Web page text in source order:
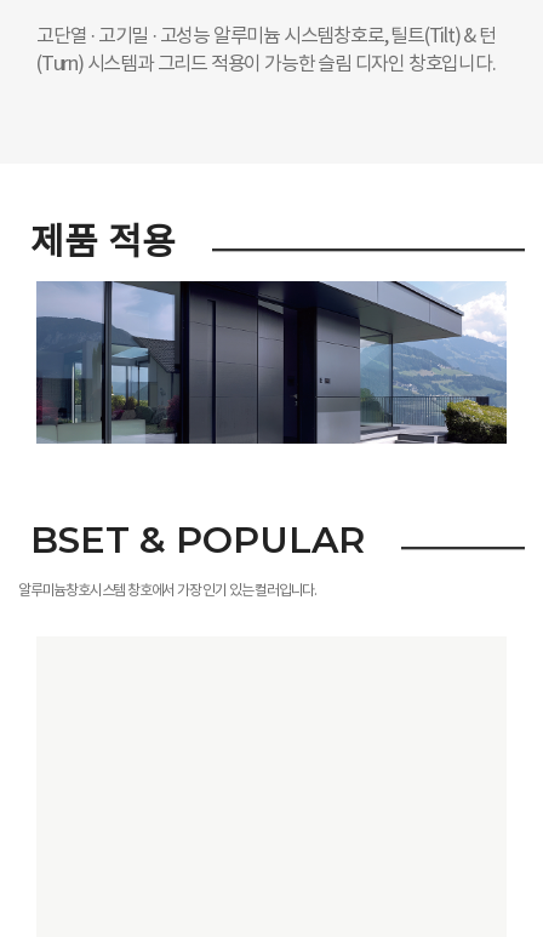
고단열 · 고기밀 · 고성능 알루미늄 시스템창호로, 틸트(Tilt) & 턴
(Turn) 시스템과 그리드 적용이 가능한 슬림 디자인 창호입니다.
제품 적용
BSET & POPULAR
알루미늄창호시스템 창호에서 가장 인기 있는 컬러입니다.